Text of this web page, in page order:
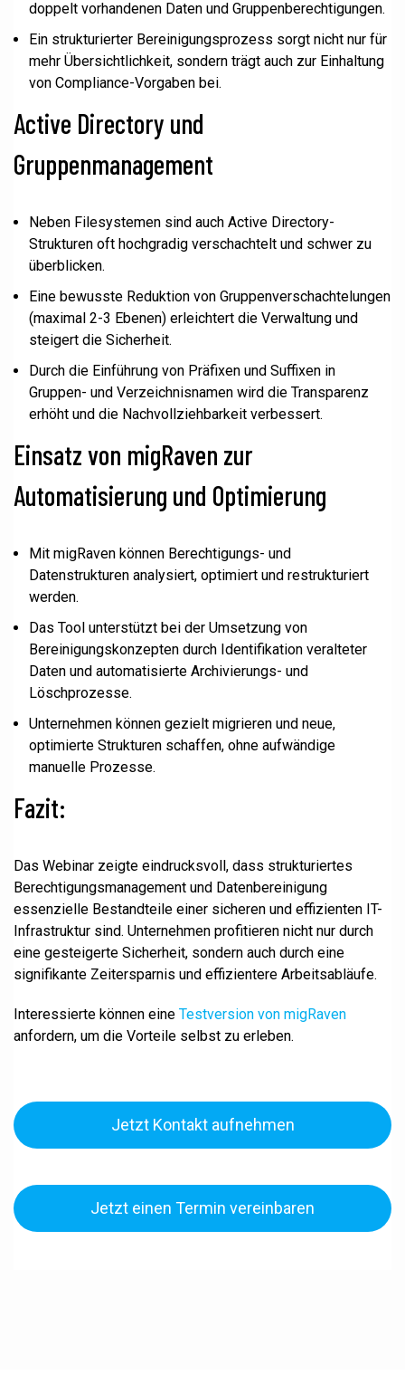
doppelt vorhandenen Daten und Gruppenberechtigungen.
Ein strukturierter Bereinigungsprozess sorgt nicht nur für
mehr Übersichtlichkeit, sondern trägt auch zur Einhaltung
von Compliance-Vorgaben bei.
Active Directory und
Gruppenmanagement
Neben Filesystemen sind auch Active Directory-
Strukturen oft hochgradig verschachtelt und schwer zu
überblicken.
Eine bewusste Reduktion von Gruppenverschachtelungen
(maximal 2-3 Ebenen) erleichtert die Verwaltung und
steigert die Sicherheit.
Durch die Einführung von Präfixen und Suffixen in
Gruppen- und Verzeichnisnamen wird die Transparenz
erhöht und die Nachvollziehbarkeit verbessert.
Einsatz von migRaven zur
Automatisierung und Optimierung
Mit migRaven können Berechtigungs- und
Datenstrukturen analysiert, optimiert und restrukturiert
werden.
Das Tool unterstützt bei der Umsetzung von
Bereinigungskonzepten durch Identifikation veralteter
Daten und automatisierte Archivierungs- und
Löschprozesse.
Unternehmen können gezielt migrieren und neue,
optimierte Strukturen schaffen, ohne aufwändige
manuelle Prozesse.
Fazit:
Das Webinar zeigte eindrucksvoll, dass strukturiertes
Berechtigungsmanagement und Datenbereinigung
essenzielle Bestandteile einer sicheren und effizienten IT-
Infrastruktur sind. Unternehmen profitieren nicht nur durch
eine gesteigerte Sicherheit, sondern auch durch eine
signifikante Zeitersparnis und effizientere Arbeitsabläufe.
Interessierte können eine Testversion von migRaven
anfordern, um die Vorteile selbst zu erleben.
Jetzt Kontakt aufnehmen
Jetzt einen Termin vereinbaren